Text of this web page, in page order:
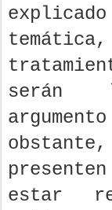
serán
estar